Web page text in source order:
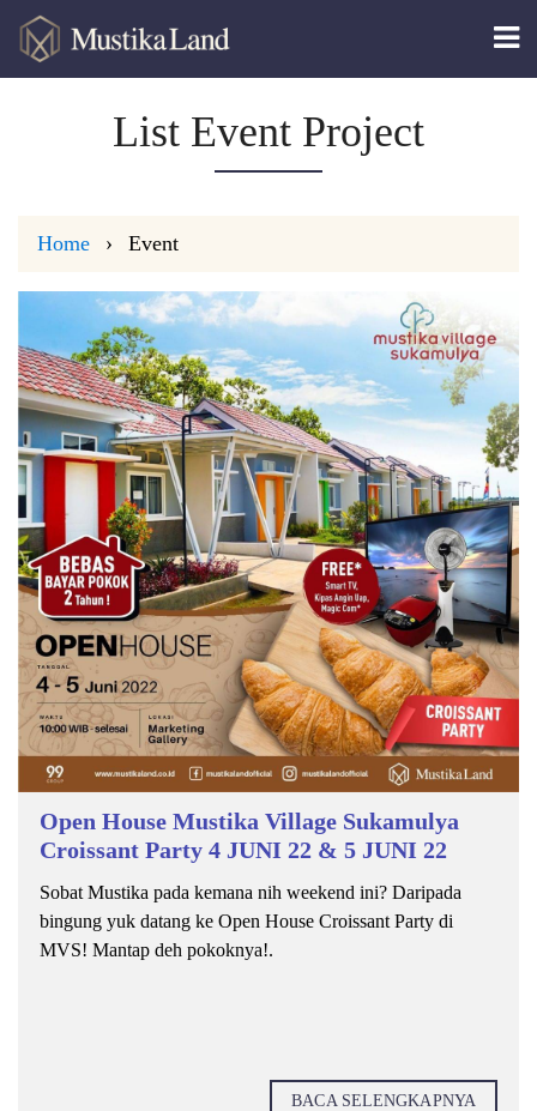
List Event Project
Home Event
Open House Mustika Village Sukamulya
Croissant Party 4 JUNI 22 & 5 JUNI 22
Sobat Mustika pada kemana nih weekend ini? Daripada
bingung yuk datang ke Open House Croissant Party di
MVS! Mantap deh pokoknya!.
BACA SELENGKAPNYA